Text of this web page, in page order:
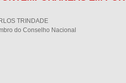
TRINDADE
do Conselho Nacional